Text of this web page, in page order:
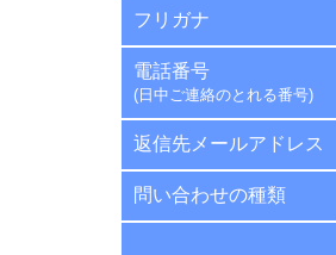
フリガナ
電話番号
(日中ご連絡のとれる番号)
返信先メールアドレス
問い合わせの種類